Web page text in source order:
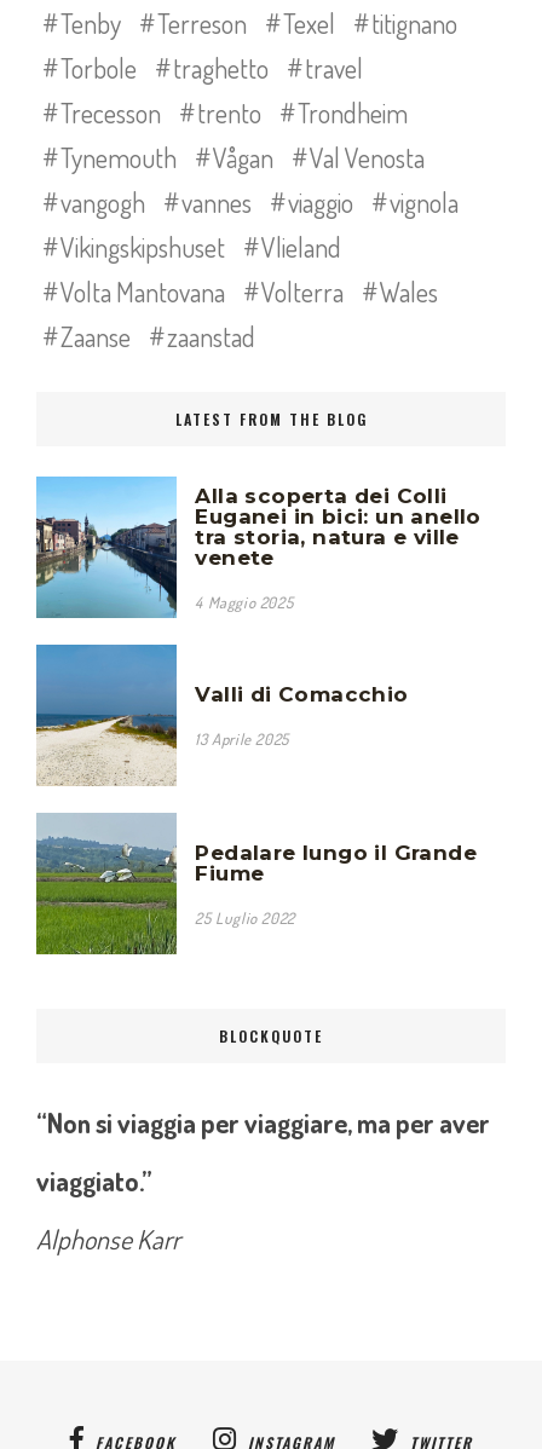
Tenby
Terreson Texel
titignano
Torbole
traghetto
travel
Trecesson
trento
Trondheim
Tynemouth
Vågan
Val Venosta
vangogh
vannes viaggio
vignola
Vikingskipshuset
Vlieland
Volta Mantovana
Volterra
Wales
Zaanse
zaanstad
LATEST FROM THE BLOG
Alla scoperta dei Colli
Euganei in bici: un anello
tra storia, natura e ville
venete
4 Maggio 2025
Valli di Comacchio
13 Aprile 2025
Pedalare lungo il Grande
Fiume
25 Luglio 2022
BLOCKQUOTE
“Non si viaggia per viaggiare, ma per aver
viaggiato.”
Alphonse Karr
FACEBOOK INSTAGRAM TWITTER